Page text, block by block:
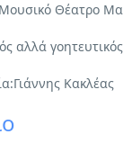
Θέατρο
αλλά
Κακλέας